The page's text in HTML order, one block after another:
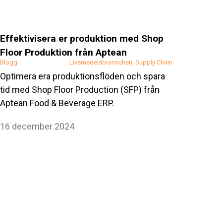
Effektivisera er produktion med Shop
Floor Produktion från Aptean
Blogg Livsmedelsbranschen Supply Chain
Optimera era produktionsflöden och spara
tid med Shop Floor Production (SFP) från
Aptean Food & Beverage ERP.
16 december 2024